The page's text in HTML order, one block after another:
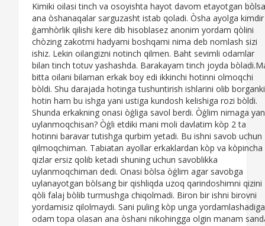
Kimiki oilasi tinch va osoyishta hayot davom etayotgan bòlsa
ana òshanaqalar sarguzasht istab qoladi. Òsha ayolga kimdir
ģamhòrlik qilishi kere dib hisoblasez anonim yordam qòlini
chòzing zakotmi hadyami boshqami nima deb nomlash sizi
ishiz. Lekin oilangizni notinch qilmen. Baht sevimli odamlar
bilan tinch totuv yashashda. Barakayam tinch joyda
bitta oilani bilaman erkak boy edi ikkinchi hotinni olmoqchi
bòldi. Shu darajada hotinga tushuntirish ishlarini olib borganki
hotin ham bu ishga yani ustiga kundosh kelishiga rozi bòldi.
Shunda erkakning onasi òģliga savol berdi. Òģlim nimaga
uylanmoqchisan? Òģli etdiki mani moli davlatim kòp 2 ta
hotinni baravar tutishga qurbim yetadi. Bu ishni savob uchun
qilmoqchiman. Tabiatan ayollar erkaklardan kòp va kòpincha
qizlar ersiz qolib ketadi shuning uchun savoblikka
uylanmoqchiman dedi. Onasi bòlsa òģlim agar savobga
uylanayotgan bòlsang bir qishliqda uzoq qarindoshimni qizini
qòli falaj bòlib turmushga chiqolmadi. Biron bir ishni birovni
yordamisiz qilolmaydi. Sani puling kòp unga
odam topa olasan ana òshani nikohingga olgin manam